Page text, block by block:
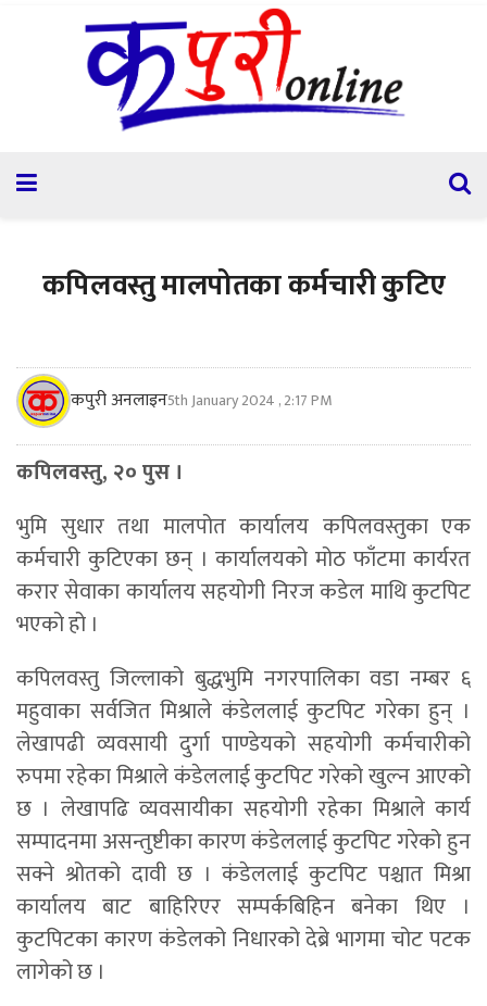
कपिलवस्तु मालपोतका कर्मचारी कुटिए
कपुरी अनलाइन5th January 2024 , 2:17 PM
कपिलवस्तु, २० पुस ।
भुमि सुधार तथा मालपोत कार्यालय कपिलवस्तुका एक
कर्मचारी कुटिएका छन् । कार्यालयको मोठ फाँटमा कार्यरत
करार सेवाका कार्यालय सहयोगी निरज कडेल माथि कुटपिट
भएको हो ।
कपिलवस्तु जिल्लाको बुद्धभुमि नगरपालिका वडा नम्बर ६
महुवाका सर्वजित मिश्राले कंडेललाई कुटपिट गरेका हुन् ।
लेखापढी व्यवसायी दुर्गा पाण्डेयको सहयोगी कर्मचारीको
रुपमा रहेका मिश्राले कंडेललाई कुटपिट गरेको खुल्न आएको
छ । लेखापढि व्यवसायीका सहयोगी रहेका मिश्राले कार्य
सम्पादनमा असन्तुष्टीका कारण कंडेललाई कुटपिट गरेको हुन
सक्ने श्रोतको दावी छ । कंडेललाई कुटपिट पश्चात मिश्रा
कार्यालय बाट बाहिरिएर सम्पर्कबिहिन बनेका थिए ।
कुटपिटका कारण कंडेलको निधारको देब्रे भागमा चोट पटक
लागेको छ ।